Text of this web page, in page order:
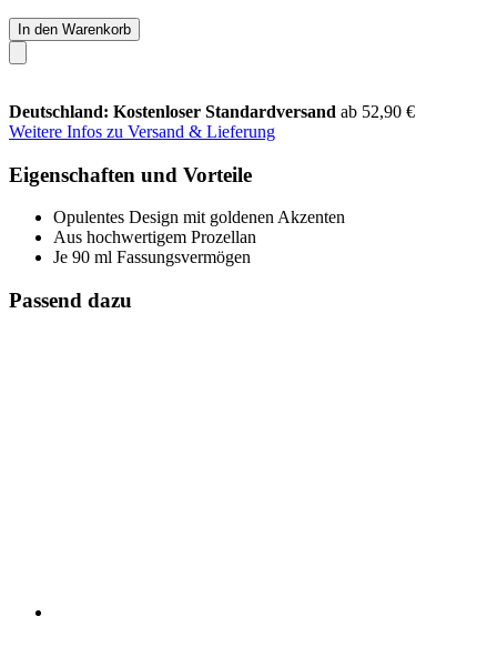
In den Warenkorb
Deutschland: Kostenloser Standardversand ab 52,90 €
Weitere Infos zu Versand & Lieferung
Eigenschaften und Vorteile
Opulentes Design mit goldenen Akzenten
Aus hochwertigem Prozellan
Je 90 ml Fassungsvermögen
Passend dazu